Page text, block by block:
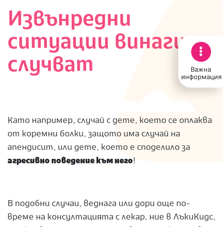
Важна
информация
Извънредни
ситуации винаги се
случват
Като например, случай с дете, което се оплаква
от коремни болки, защото има случай на
апендисит, или дете, което е споделило за
агресивно поведение към него!
В подобни случаи, веднага или дори още по-
време на консултацията с лекар, ние в ЛъкиКидс,